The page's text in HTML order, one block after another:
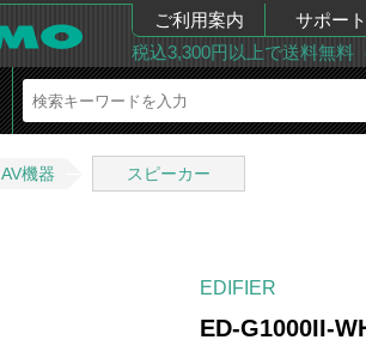
ご利用案内 サポート
税込3,300円以上で送料無料
AV機器 スピーカー
EDIFIER
ED-G1000II-